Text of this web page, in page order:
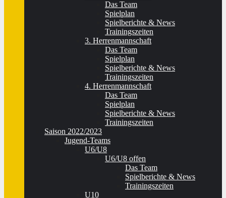
Das Team
Spielplan
Spielberichte & News
Trainingszeiten
3. Herrenmannschaft
Das Team
Spielplan
Spielberichte & News
Trainingszeiten
4. Herrenmannschaft
Das Team
Spielplan
Spielberichte & News
Trainingszeiten
Saison 2022/2023
Jugend-Teams
U6/U8
U6/U8 offen
Das Team
Spielberichte & News
Trainingszeiten
U10